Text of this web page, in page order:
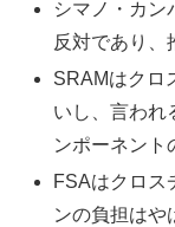
シマノ・カン
反対であり、
SRAMはクロ
いし、言われ
ンポーネント
FSAはクロス
ンの負担はや